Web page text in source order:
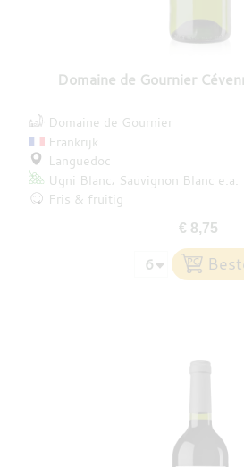
Domaine de Gournier
Domaine de Gournier
Frankrijk
Languedoc
Ugni Blanc Sauvignon Blanc e.a.
Fris & fruitig
€ 8,75